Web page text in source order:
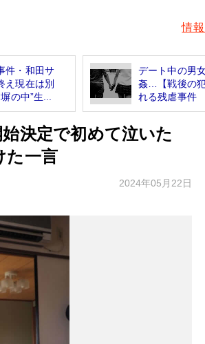
情
件・和田サ
え現在は別
の中”生...
デート中の男
姦…【戦後の
れる残虐事件
決定で初めて泣いた
た一言
2024年05月22日